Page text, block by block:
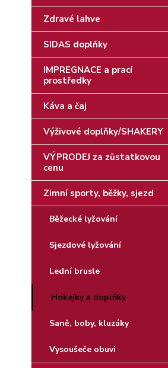
Zdravé lahve
SIDAS doplňky
IMPREGNACE a prací
prostředky
Káva a čaj
Výživové doplňky/SHAKERY
VÝPRODEJ za zůstatkovou
cenu
Zimní sporty, běžky, sjezd
Běžecké lyžování
Sjezdové lyžování
Lední brusle
Hokejky a doplňky
Saně, boby, kluzáky
Vysoušeče obuvi